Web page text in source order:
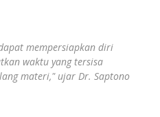
mempersiapkan diri
waktu yang tersisa
materi," ujar Dr. Saptono